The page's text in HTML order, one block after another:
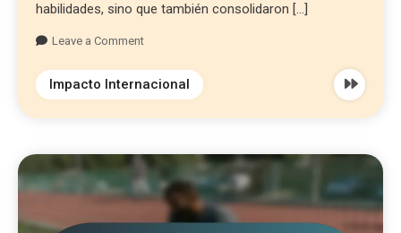
habilidades, sino que también consolidaron […]
Leave a Comment
Impacto Internacional